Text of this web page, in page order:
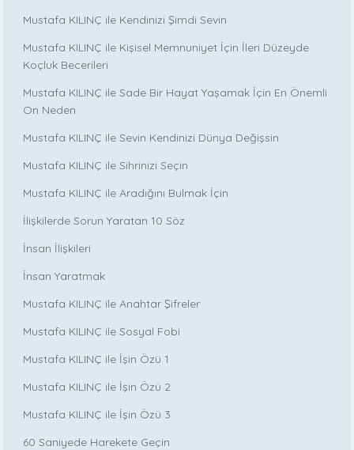
Mustafa KILINÇ ile Kendinizi Şimdi Sevin
Mustafa KILINÇ ile Kişisel Memnuniyet İçin İleri Düzeyde
Koçluk Becerileri
Mustafa KILINÇ ile Sade Bir Hayat Yaşamak İçin En Önemli
On Neden
Mustafa KILINÇ ile Sevin Kendinizi Dünya Değişsin
Mustafa KILINÇ ile Sihrinizi Seçin
Mustafa KILINÇ ile Aradığını Bulmak İçin
İlişkilerde Sorun Yaratan 10 Söz
İnsan İlişkileri
İnsan Yaratmak
Mustafa KILINÇ ile Anahtar Şifreler
Mustafa KILINÇ ile Sosyal Fobi
Mustafa KILINÇ ile İşin Özü 1
Mustafa KILINÇ ile İşin Özü 2
Mustafa KILINÇ ile İşin Özü 3
60 Saniyede Harekete Geçin